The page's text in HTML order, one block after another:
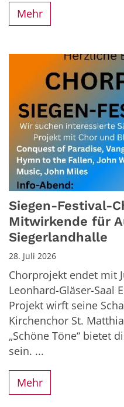
Mehr
Siegen-Festival-
Mitwirkende für
Siegerlandhalle
28. Juli 2026
Chorprojekt endet mit
Leonhard-Gläser-Saal
Projekt wirft seine
Kirchenchor St.
„Schöne Töne“ bietet
sein. ...
Mehr